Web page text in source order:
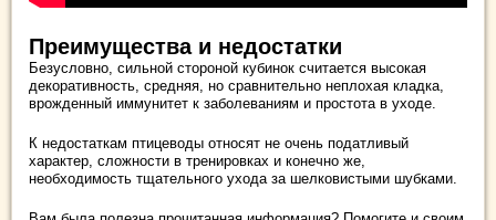
Преимущества и недостатки
Безусловно, сильной стороной кубинок считается высокая
декоративность, средняя, но сравнительно неплохая кладка,
врожденный иммунитет к заболеваниям и простота в уходе.
К недостаткам птицеводы относят не очень податливый
характер, сложности в тренировках и конечно же,
необходимость тщательного ухода за шелковистыми шубками.